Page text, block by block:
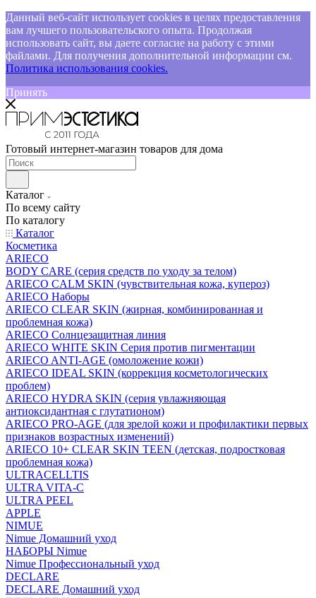
Данный веб-сайт использует cookies в целях предоставления
вам лучшего пользовательского опыта. Продолжая
использовать сайт, вы даете согласие на работу с этими
файлами. Для получения дополнительной информации см.
Политика использования cookies.
Принять
Готовый интернет-магазин товаров для дома
Каталог
По всему сайту
По каталогу
Каталог
Косметика
ARIECO
BODY CARE (серия средств по уходу за телом)
ARIECO CALM SKIN (чувствительная кожа, купероз)
ARIECO Наборы
ARIECO CLEAR SKIN (жирная, комбинированная и
проблемная кожа)
ARIECO Солнцезащитная линия
ARIECO WHITE SKIN Серия против пигментации
ARIECO ANTI-AGE (омоложение кожи)
ARIECO IDEAL SKIN (коррекция косметологических
проблем)
ARIECO HYDRA SKIN (серия увлажняющая
антиоксидантная с глутатионом)
ARIECO PRO-AGE (для зрелой кожи и профилактики первых
признаков возрастных изменений)
ARIECO 10+ CLEAR SKIN TEEN (детская, подростковая
проблемная кожа)
ULTRACELLTIS
ULTRA VITA-C
ULTRA PEEL
APPLE
NIMUE
Nimue Домашний уход
НАБОРЫ Nimue
Nimue Профессиональный уход
DECLARE
DECLARE Домашний уход